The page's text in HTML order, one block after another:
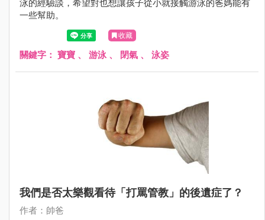
泳的經驗談，希望對也想讓孩子從小就接觸游泳的爸媽能有
一些幫助。
收藏
關鍵字： 寶寶 、 游泳 、 閉氣 、 泳姿
我們是否太樂觀看待「打罵管教」的後遺症了？
作者：帥爸